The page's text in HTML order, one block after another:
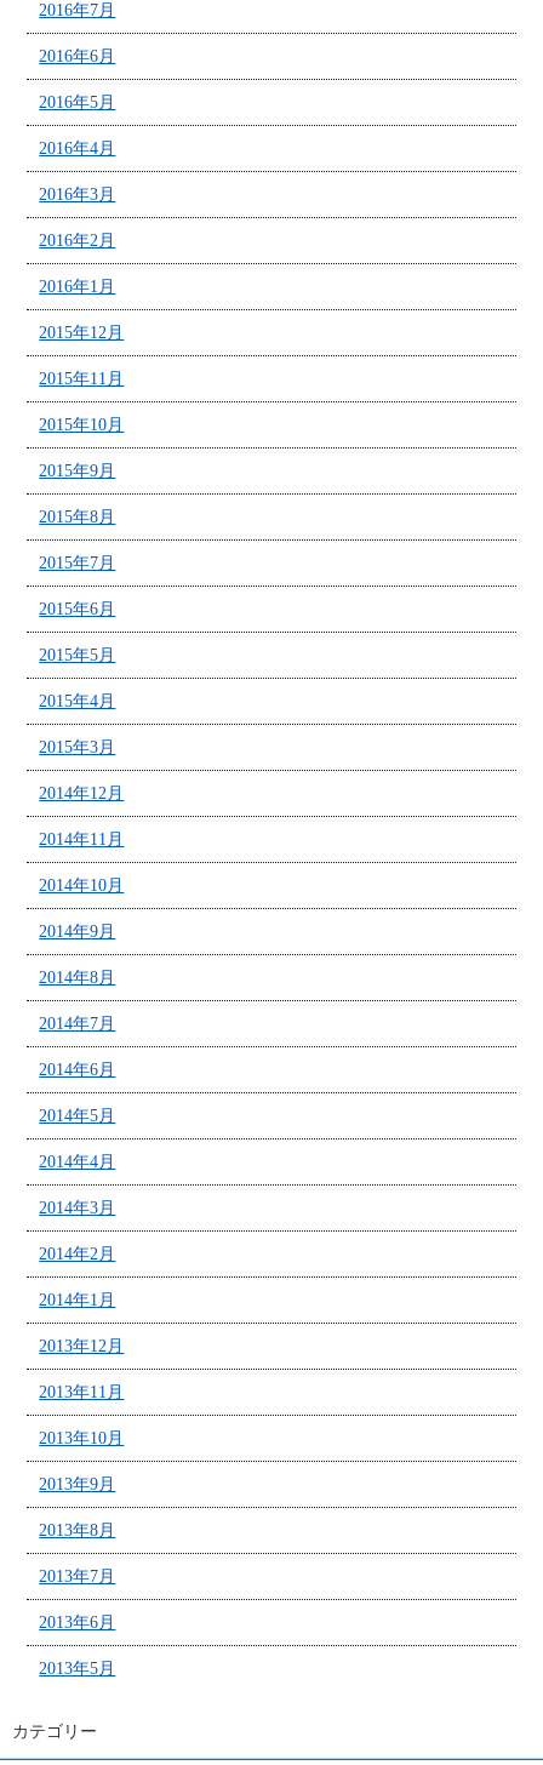
2016年7月
2016年6月
2016年5月
2016年4月
2016年3月
2016年2月
2016年1月
2015年12月
2015年11月
2015年10月
2015年9月
2015年8月
2015年7月
2015年6月
2015年5月
2015年4月
2015年3月
2014年12月
2014年11月
2014年10月
2014年9月
2014年8月
2014年7月
2014年6月
2014年5月
2014年4月
2014年3月
2014年2月
2014年1月
2013年12月
2013年11月
2013年10月
2013年9月
2013年8月
2013年7月
2013年6月
2013年5月
カテゴリー